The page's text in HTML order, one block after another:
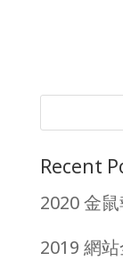
Recent
2020 金
2019 網